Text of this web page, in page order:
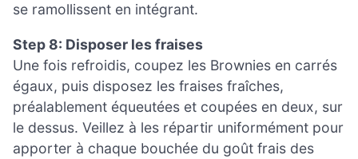
se ramollissent en intégrant.
Step 8: Disposer les fraises
Une fois refroidis, coupez les Brownies en carrés
égaux, puis disposez les fraises fraîches,
préalablement équeutées et coupées en deux, sur
le dessus. Veillez à les répartir uniformément pour
apporter à chaque bouchée du goût frais des